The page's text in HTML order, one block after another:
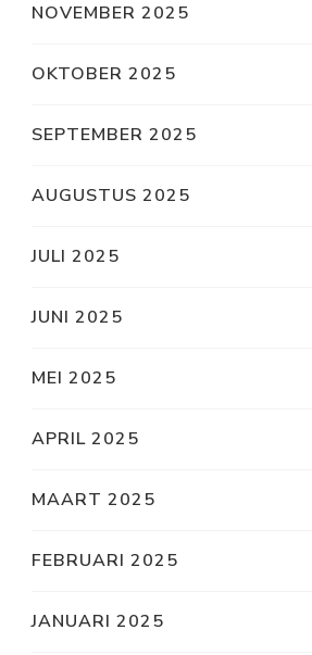
NOVEMBER 2025
OKTOBER 2025
SEPTEMBER 2025
AUGUSTUS 2025
JULI 2025
JUNI 2025
MEI 2025
APRIL 2025
MAART 2025
FEBRUARI 2025
JANUARI 2025